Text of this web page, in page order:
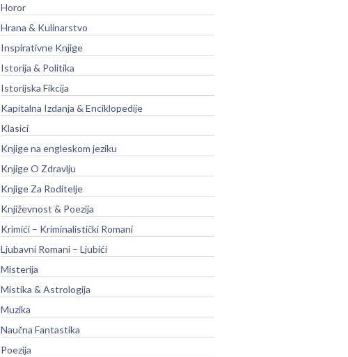
Horor
Hrana & Kulinarstvo
Inspirativne Knjige
Istorija & Politika
Istorijska Fikcija
Kapitalna Izdanja & Enciklopedije
Klasici
Knjige na engleskom jeziku
Knjige O Zdravlju
Knjige Za Roditelje
Književnost & Poezija
Krimići – Kriminalistički Romani
Ljubavni Romani – Ljubići
Misterija
Mistika & Astrologija
Muzika
Naučna Fantastika
Poezija